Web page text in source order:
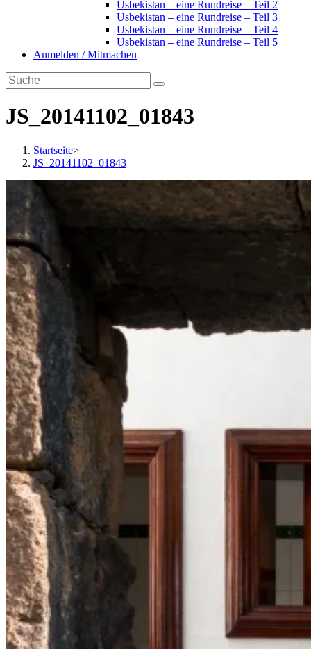
Usbekistan – eine Rundreise – Teil 2
Usbekistan – eine Rundreise – Teil 3
Usbekistan – eine Rundreise – Teil 4
Usbekistan – eine Rundreise – Teil 5
Anmelden / Mitmachen
JS_20141102_01843
Startseite>
JS_20141102_01843